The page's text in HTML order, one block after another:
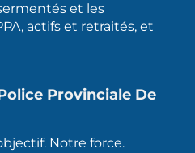
et les
actifs et retraités, et
Provinciale De
Notre force.